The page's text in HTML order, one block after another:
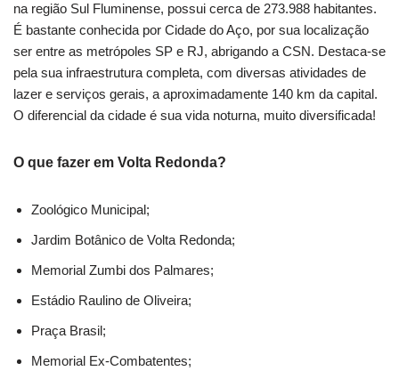
na região Sul Fluminense, possui cerca de 273.988 habitantes.
É bastante conhecida por Cidade do Aço, por sua localização
ser entre as metrópoles SP e RJ, abrigando a CSN. Destaca-se
pela sua infraestrutura completa, com diversas atividades de
lazer e serviços gerais, a aproximadamente 140 km da capital.
O diferencial da cidade é sua vida noturna, muito diversificada!
O que fazer em Volta Redonda?
Zoológico Municipal;
Jardim Botânico de Volta Redonda;
Memorial Zumbi dos Palmares;
Estádio Raulino de Oliveira;
Praça Brasil;
Memorial Ex-Combatentes;